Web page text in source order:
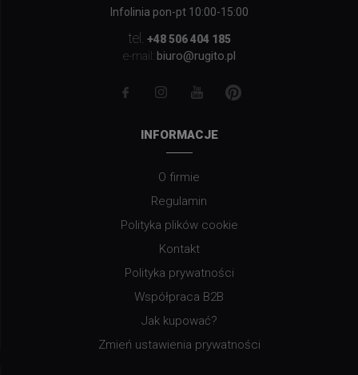
Infolinia pon-pt 10:00-15:00
tel.
+48 506 404 185
e-mail: biuro@rugito.pl
INFORMACJE
O firmie
Regulamin
Polityka plików cookie
Kontakt
Polityka prywatności
Współpraca B2B
Jak kupować?
Zmień ustawienia prywatności